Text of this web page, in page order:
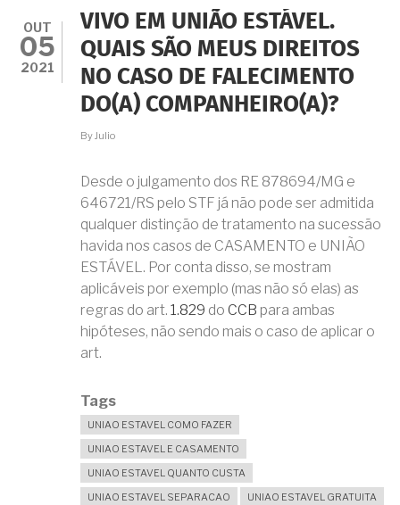
SÃO
OS
MEUS
DIREITOS
NO
CASO
DE
OUT
05
2021
VIVO EM UNIÃO ESTÁVEL.
QUAIS SÃO MEUS DIREITOS
NO CASO DE FALECIMENTO
DO(A) COMPANHEIRO(A)?
ByJulio
Desde o julgamento dos RE 878694/MG e
646721/RS pelo STF já não pode ser admitida
qualquer distinção de tratamento na sucessão
havida nos casos de CASAMENTO e UNIÃO
ESTÁVEL. Por conta disso, se mostram
aplicáveis por exemplo (mas não só elas) as
regras do art. 1.829 do CCB para ambas
hipóteses, não sendo mais o caso de aplicar o
art.
Tags
UNIAO ESTAVEL COMO FAZER
UNIAO ESTAVEL E CASAMENTO
UNIAO ESTAVEL QUANTO CUSTA
UNIAO ESTAVEL SEPARACAO
UNIAO ESTAVEL GRATUITA